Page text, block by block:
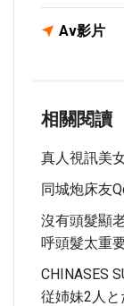
Av影片
相關閱讀
真人視訊美
同城炮床友
沒有頭髮顯
呼頭髮太重
CHINASES
従姉妹2人と